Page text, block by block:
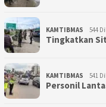
KAMTIBMAS 544
Tingkatkan
KAMTIBMAS 541
Personil